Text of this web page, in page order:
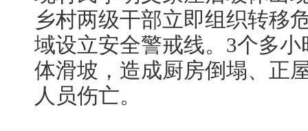
乡村两级干部立即组织转移
域设立安全警戒线。3个多
体滑坡，造成厨房倒塌、正
人员伤亡。